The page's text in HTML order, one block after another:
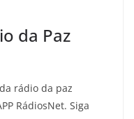
da Paz
rádio da paz
RádiosNet. Siga